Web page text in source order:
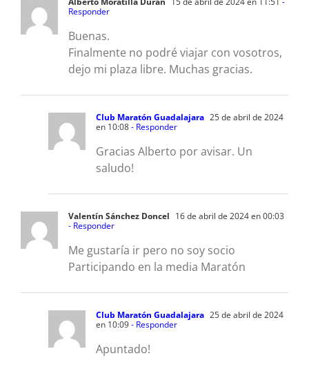
Responder
Buenas.
Finalmente no podré viajar con vosotros,
dejo mi plaza libre. Muchas gracias.
Club Maratón Guadalajara 25 de abril de 2024
en 10:08- Responder
Gracias Alberto por avisar. Un
saludo!
Valentín Sánchez Doncel 16 de abril de 2024 en 00:03
- Responder
Me gustaría ir pero no soy socio
Participando en la media Maratón
Club Maratón Guadalajara 25 de abril de 2024
en 10:09- Responder
Apuntado!